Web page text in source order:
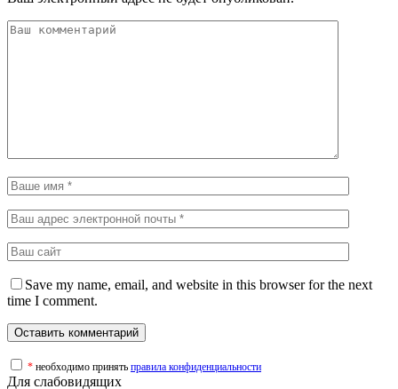
Save my name, email, and website in this browser for the next
time I comment.
* необходимо принять правила конфиденциальности
Для слабовидящих